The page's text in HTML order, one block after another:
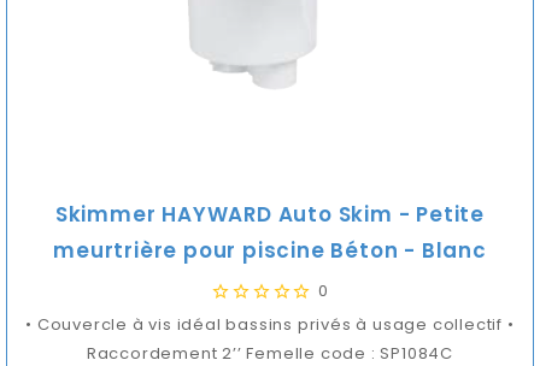
Skimmer HAYWARD Auto Skim - Petite
meurtrière pour piscine Béton - Blanc
0
• Couvercle à vis idéal bassins privés à usage collectif •
Raccordement 2’’ Femelle code : SP1084C